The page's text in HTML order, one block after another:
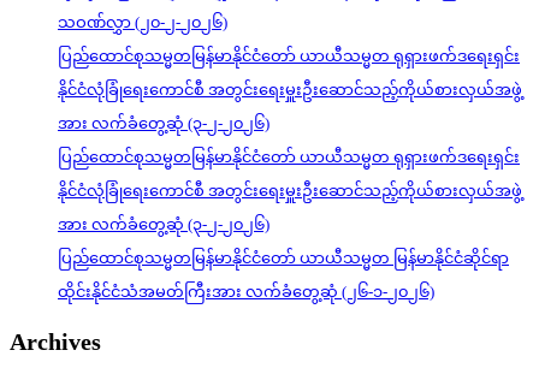
သဝဏ်လွှာ (၂၀-၂-၂၀၂၆)
ပြည်ထောင်စုသမ္မတမြန်မာနိုင်ငံတော် ယာယီသမ္မတ ရုရှားဖက်ဒရေးရှင်း
နိုင်ငံလုံခြုံရေးကောင်စီ အတွင်းရေးမှူးဦးဆောင်သည့်ကိုယ်စားလှယ်အဖွဲ့
အား လက်ခံတွေ့ဆုံ (၃-၂-၂၀၂၆)
ပြည်ထောင်စုသမ္မတမြန်မာနိုင်ငံတော် ယာယီသမ္မတ ရုရှားဖက်ဒရေးရှင်း
နိုင်ငံလုံခြုံရေးကောင်စီ အတွင်းရေးမှူးဦးဆောင်သည့်ကိုယ်စားလှယ်အဖွဲ့
အား လက်ခံတွေ့ဆုံ (၃-၂-၂၀၂၆)
ပြည်ထောင်စုသမ္မတမြန်မာနိုင်ငံတော် ယာယီသမ္မတ မြန်မာနိုင်ငံဆိုင်ရာ
ထိုင်းနိုင်ငံသံအမတ်ကြီးအား လက်ခံတွေ့ဆုံ (၂၆-၁-၂၀၂၆)
Archives